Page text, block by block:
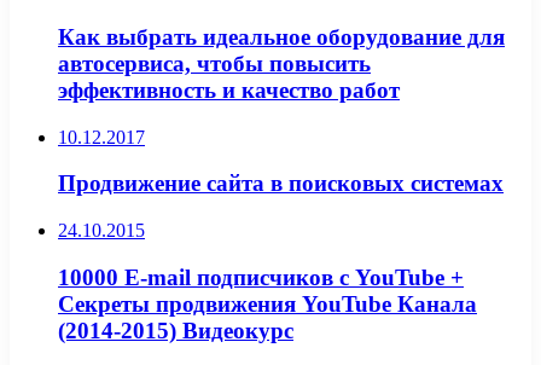
Как выбрать идеальное оборудование для
автосервиса, чтобы повысить
эффективность и качество работ
10.12.2017
Продвижение сайта в поисковых системах
24.10.2015
10000 E-mail подписчиков с YouTube +
Секреты продвижения YouTube Канала
(2014-2015) Видеокурс